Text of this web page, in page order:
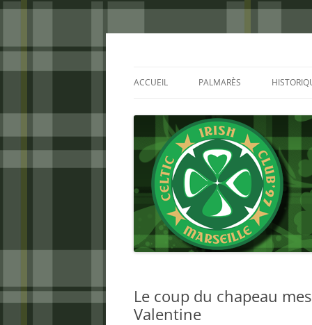
Aller
ACCUEIL PALMARÈS
Le coup du chapeau
Valentine